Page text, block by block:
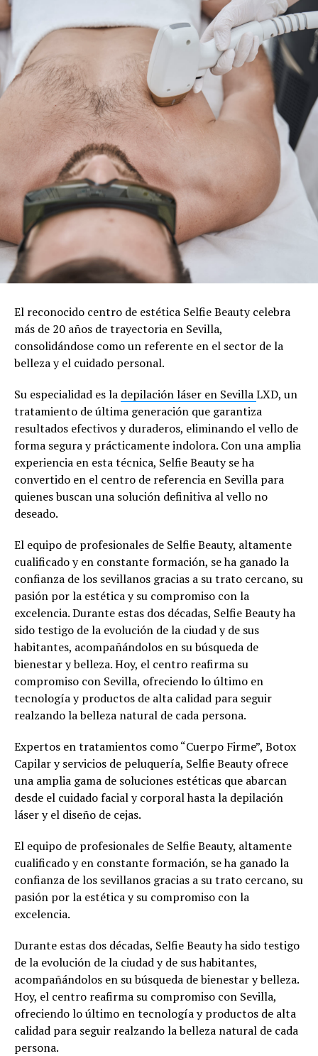
El reconocido centro de estética Selfie Beauty celebra
más de 20 años de trayectoria en Sevilla,
consolidándose como un referente en el sector de la
belleza y el cuidado personal.
Su especialidad es la depilación láser en SevillaLXD, un
tratamiento de última generación que garantiza
resultados efectivos y duraderos, eliminando el vello de
forma segura y prácticamente indolora. Con una amplia
experiencia en esta técnica, Selfie Beauty se ha
convertido en el centro de referencia en Sevilla para
quienes buscan una solución definitiva al vello no
deseado.
El equipo de profesionales de Selfie Beauty, altamente
cualificado y en constante formación, se ha ganado la
confianza de los sevillanos gracias a su trato cercano, su
pasión por la estética y su compromiso con la
excelencia. Durante estas dos décadas, Selfie Beauty ha
sido testigo de la evolución de la ciudad y de sus
habitantes, acompañándolos en su búsqueda de
bienestar y belleza. Hoy, el centro reafirma su
compromiso con Sevilla, ofreciendo lo último en
tecnología y productos de alta calidad para seguir
realzando la belleza natural de cada persona.
Expertos en tratamientos como “Cuerpo Firme”, Botox
Capilar y servicios de peluquería, Selfie Beauty ofrece
una amplia gama de soluciones estéticas que abarcan
desde el cuidado facial y corporal hasta la depilación
láser y el diseño de cejas.
El equipo de profesionales de Selfie Beauty, altamente
cualificado y en constante formación, se ha ganado la
confianza de los sevillanos gracias a su trato cercano, su
pasión por la estética y su compromiso con la
excelencia.
Durante estas dos décadas, Selfie Beauty ha sido testigo
de la evolución de la ciudad y de sus habitantes,
acompañándolos en su búsqueda de bienestar y belleza.
Hoy, el centro reafirma su compromiso con Sevilla,
ofreciendo lo último en tecnología y productos de alta
calidad para seguir realzando la belleza natural de cada
persona.